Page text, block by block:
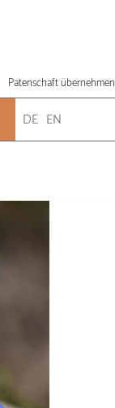
Patenschaft übernehmen
DE EN